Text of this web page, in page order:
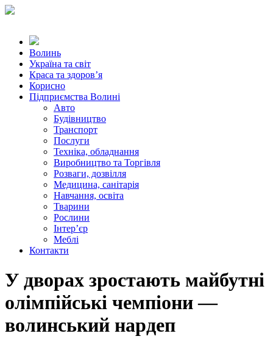
Волинь
Україна та світ
Краса та здоров’я
Корисно
Підприємства Волині
Авто
Будівництво
Транспорт
Послуги
Техніка, обладнання
Виробництво та Торгівля
Розваги, дозвілля
Медицина, санітарія
Навчання, освіта
Тварини
Рослини
Інтер’єр
Меблі
Контакти
У дворах зростають майбутні
олімпійські чемпіони —
волинський нардеп